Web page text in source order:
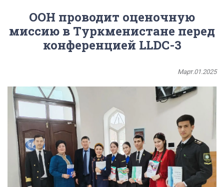
ООН проводит оценочную
миссию в Туркменистане перед
конференцией LLDC-3
Март.01.2025